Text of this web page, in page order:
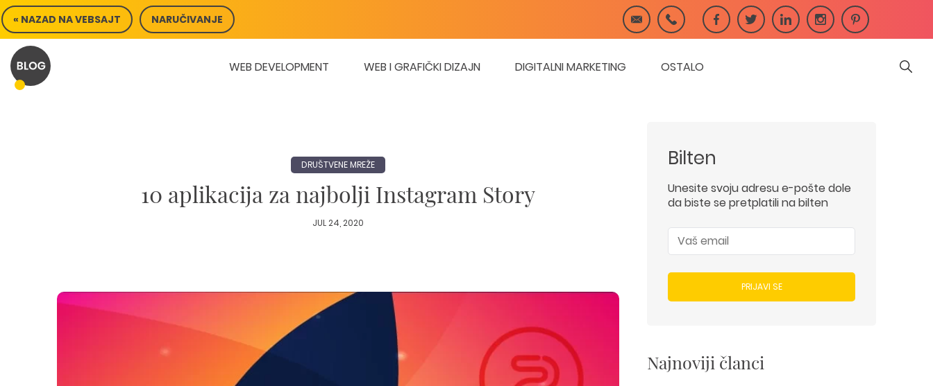
Skip
to
content
« NAZAD NA VEBSAJT NARUČIVANJE
WEB DEVELOPMENT WEB I GRAFIČKI DIZAJN DIGITALNI MARKETING OSTALO
DRUŠTVENE MREŽE
10 aplikacija za najbolji Instagram Story
JUL 24, 2020
Bilten
Unesite svoju adresu e-pošte dole
da biste se pretplatili na bilten
PRIJAVI SE
Najnoviji članci